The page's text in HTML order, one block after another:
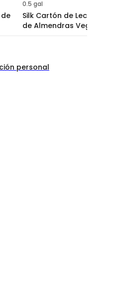
0.5 gal
Silk Cartón de Leche
de Almendras Vegana
Sin Lácteos y Sin
personal